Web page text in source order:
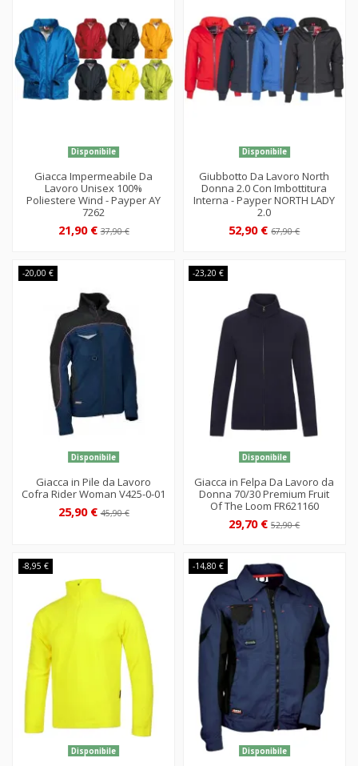
Disponibile
Giacca Impermeabile Da
Lavoro Unisex 100%
Poliestere Wind - Payper AY
7262
21,90 €37,90 €
Disponibile
Giubbotto Da Lavoro North
Donna 2.0 Con Imbottitura
Interna - Payper NORTH LADY
2.0
52,90 €67,90 €
-20,00 €
Disponibile
Giacca in Pile da Lavoro
Cofra Rider Woman V425-0-01
25,90 €45,90 €
-23,20 €
Disponibile
Giacca in Felpa Da Lavoro da
Donna 70/30 Premium Fruit
Of The Loom FR621160
29,70 €52,90 €
-8,95 €
Disponibile
-14,80 €
Disponibile